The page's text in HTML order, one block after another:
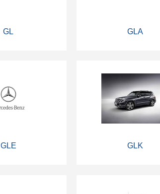
GL GLA
GLE GLK